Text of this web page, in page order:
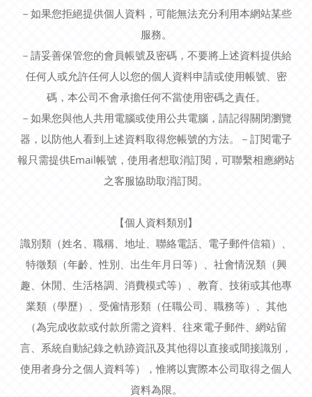
－如果您拒絕提供個人資料，可能無法充分利用本網站某些
服務。
－請妥善保管您的會員帳號及密碼，不要將上述資料提供給
任何人或允許任何人以您的個人資料申請或使用帳號、密
碼，本公司不會承擔任何不當使用密碼之責任。
－如果您與他人共用電腦或使用公共電腦，請記得關閉瀏覽
器，以防他人看到上述資料取得您帳號的方法。－訂閱電子
報只需提供Email帳號，使用者想取消訂閱，可聯繫相應網站
之客服協助取消訂閱。
【個人資料類別】
識別類（姓名、職稱、地址、聯絡電話、電子郵件信箱）、
特徵類（年齡、性別、出生年月日等）、社會情況類（興
趣、休閒、生活格調、消費模式等）、教育、技術或其他專
業類（學歷）、受僱情形類（任職公司、職務等）、其他
（為完成收款或付款所需之資料、往來電子郵件、網站留
言、系統自動紀錄之軌跡資訊及其他得以直接或間接識別，
使用者身分之個人資料等），惟將以實際本公司取得之個人
資料為限。